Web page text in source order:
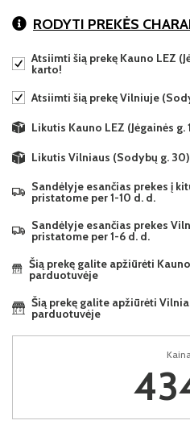
RODYTI PREKĖS
Atsiimti šią prekę Kauno LEZ
karto!
Atsiimti šią prekę Vilniuje
Likutis Kauno LEZ (Jėgainės
Likutis Vilniaus (Sodybų g.
Sandėlyje esančias prekes į
pristatome per 1-10 d. d.
Sandėlyje esančias prekes
pristatome per 1-6 d. d.
Šią prekę galite apžiūrėti
parduotuvėje
Šią prekę galite apžiūrėti
parduotuvėje